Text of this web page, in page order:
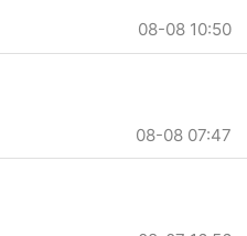
08-08 10:50
08-08 07:47